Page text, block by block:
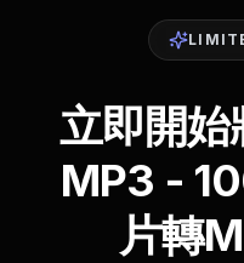
立即開始
MP3 -
片轉